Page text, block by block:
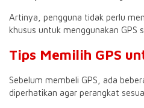
Artinya, pengguna tidak perlu
khusus untuk menggunakan GPS
Tips Memilih GPS
Sebelum membeli GPS, ada
diperhatikan agar perangkat